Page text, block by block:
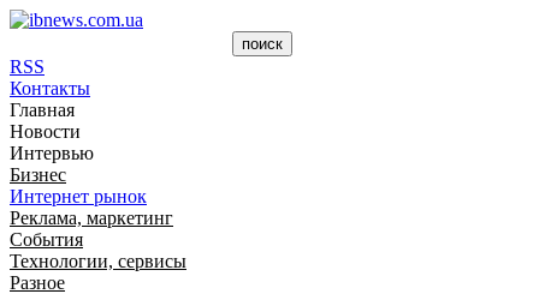
RSS
Контакты
Главная
Новости
Интервью
Бизнес
Интернет рынок
Реклама, маркетинг
События
Технологии, сервисы
Разное